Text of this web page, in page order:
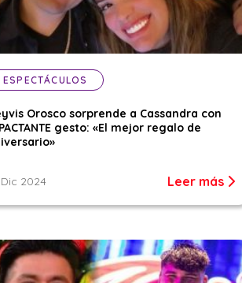
ESPECTÁCULOS
Orosco sorprende a Cassandra con
gesto: «El mejor regalo de
Dic 2024 Leer más